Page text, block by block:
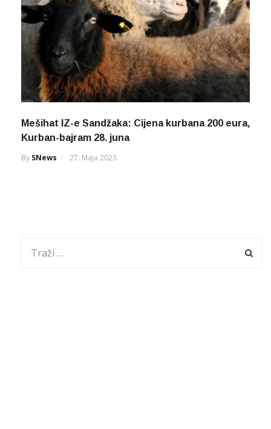
Mešihat IZ-e Sandžaka: Cijena kurbana 200 eura,
Kurban-bajram 28. juna
By SNews 27. Maja 2023.